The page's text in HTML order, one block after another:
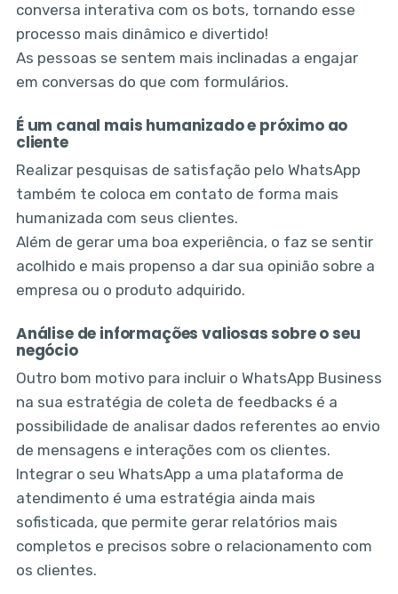
conversa interativa com os bots, tornando esse
processo mais dinâmico e divertido!
As pessoas se sentem mais inclinadas a engajar
em conversas do que com formulários.
É um canal mais humanizado e próximo ao
cliente
Realizar pesquisas de satisfação pelo WhatsApp
também te coloca em contato de forma mais
humanizada com seus clientes.
Além de gerar uma boa experiência, o faz se sentir
acolhido e mais propenso a dar sua opinião sobre a
empresa ou o produto adquirido.
Análise de informações valiosas sobre o seu
negócio
Outro bom motivo para incluir o WhatsApp Business
na sua estratégia de coleta de feedbacks é a
possibilidade de analisar dados referentes ao envio
de mensagens e interações com os clientes.
Integrar o seu WhatsApp a uma plataforma de
atendimento é uma estratégia ainda mais
sofisticada, que permite gerar relatórios mais
completos e precisos sobre o relacionamento com
os clientes.